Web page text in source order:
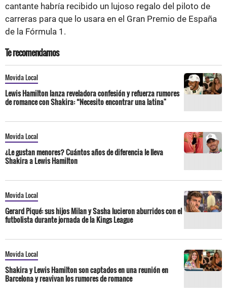
cantante habría recibido un lujoso regalo del piloto de
carreras para que lo usara en el Gran Premio de España
de la Fórmula 1.
Te recomendamos
Movida Local
Lewis Hamilton lanza reveladora confesión y refuerza rumores
de romance con Shakira: “Necesito encontrar una latina"
Movida Local
¿Le gustan menores? Cuántos años de diferencia le lleva
Shakira a Lewis Hamilton
Movida Local
Gerard Piqué: sus hijos Milan y Sasha lucieron aburridos con el
futbolista durante jornada de la Kings League
Movida Local
Shakira y Lewis Hamilton son captados en una reunión en
Barcelona y reavivan los rumores de romance